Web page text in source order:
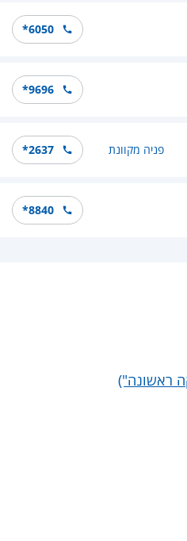
*6050
*9696
פניה מקוונת *2637
*8840
ראשונה")